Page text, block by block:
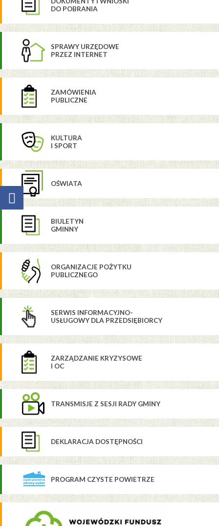
DO POBRANIA
SPRAWY URZĘDOWE
PRZEZ INTERNET
ZAMÓWIENIA
PUBLICZNE
KULTURA
I SPORT
OŚWIATA
BIULETYN
GMINNY
ORGANIZACJE POŻYTKU
PUBLICZNEGO
SERWIS INFORMACYJNO-
USŁUGOWY DLA PRZEDSIĘBIORCY
ZARZĄDZANIE KRYZYSOWE
I OC
TRANSMISJE Z SESJI RADY GMINY
DEKLARACJA DOSTĘPNOŚCI
PROGRAM CZYSTE POWIETRZE